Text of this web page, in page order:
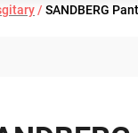
/ SANDBERG